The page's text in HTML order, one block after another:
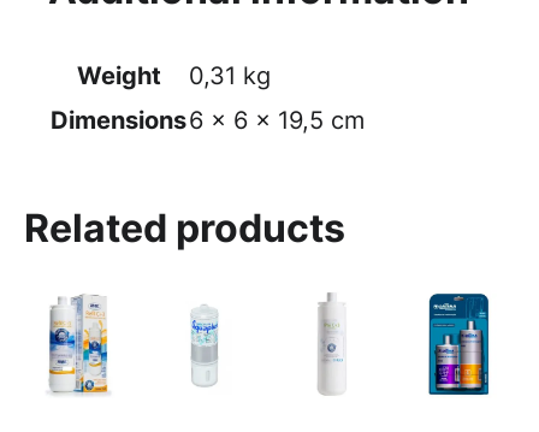
Weight
0,31 kg
Dimensions6 × 6 × 19,5 cm
Related products